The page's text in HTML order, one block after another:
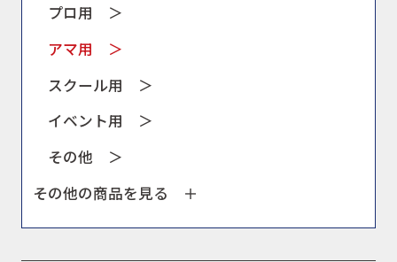
プロ用 ＞
アマ用 ＞
スクール用 ＞
イベント用 ＞
その他 ＞
その他の商品を見る ＋